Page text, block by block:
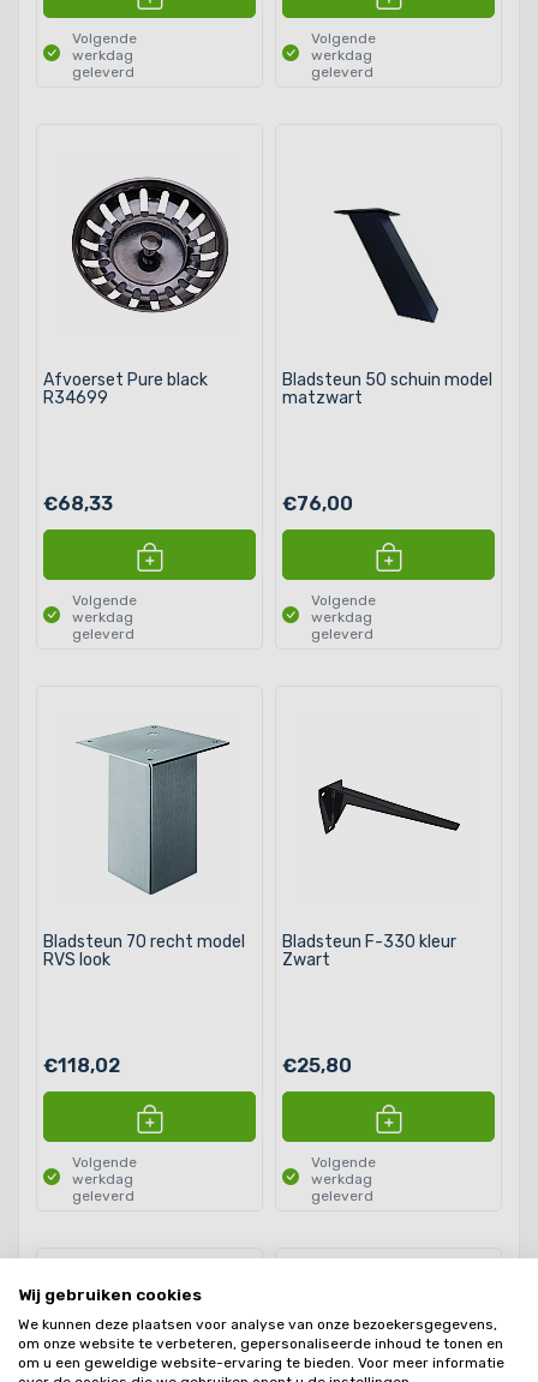
Volgende
werkdag
geleverd
Volgende
werkdag
geleverd
Afvoerset Pure black
R34699
€68,33
Volgende
werkdag
geleverd
Bladsteun 50 schuin model
matzwart
€76,00
Volgende
werkdag
geleverd
Bladsteun 70 recht model
RVS look
€118,02
Volgende
werkdag
geleverd
Bladsteun F-330 kleur
Zwart
€25,80
Volgende
werkdag
geleverd
Wij gebruiken cookies
We kunnen deze plaatsen voor analyse van onze bezoekersgegevens,
om onze website te verbeteren, gepersonaliseerde inhoud te tonen en
om u een geweldige website-ervaring te bieden. Voor meer informatie